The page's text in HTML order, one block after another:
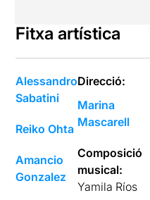
Fitxa artística
Alessandro
Sabatini
Reiko Ohta
Amancio
Gonzalez
Direcció:
Marina
Mascarell
Composició
musical:
Yamila Ríos